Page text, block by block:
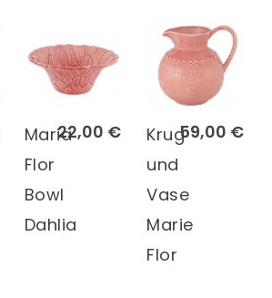
22,00 €
Maria
Flor
Bowl
Dahlia
59,00 €
Krug
und
Vase
Marie
Flor